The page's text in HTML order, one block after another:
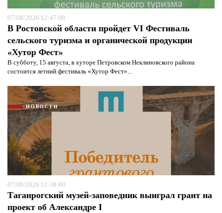
07/08/2026 12:47:00
В Ростовской области пройдет VI Фестиваль
сельского туризма и органической продукции
«Хутор Фест»
В субботу, 15 августа, в хуторе Петровском Неклиновского района
состоится летний фестиваль «Хутор Фест»...
НОВОСТИ
07/08/2026 12:38:00
Таганрогский музей-заповедник выиграл грант на
проект об Александре I